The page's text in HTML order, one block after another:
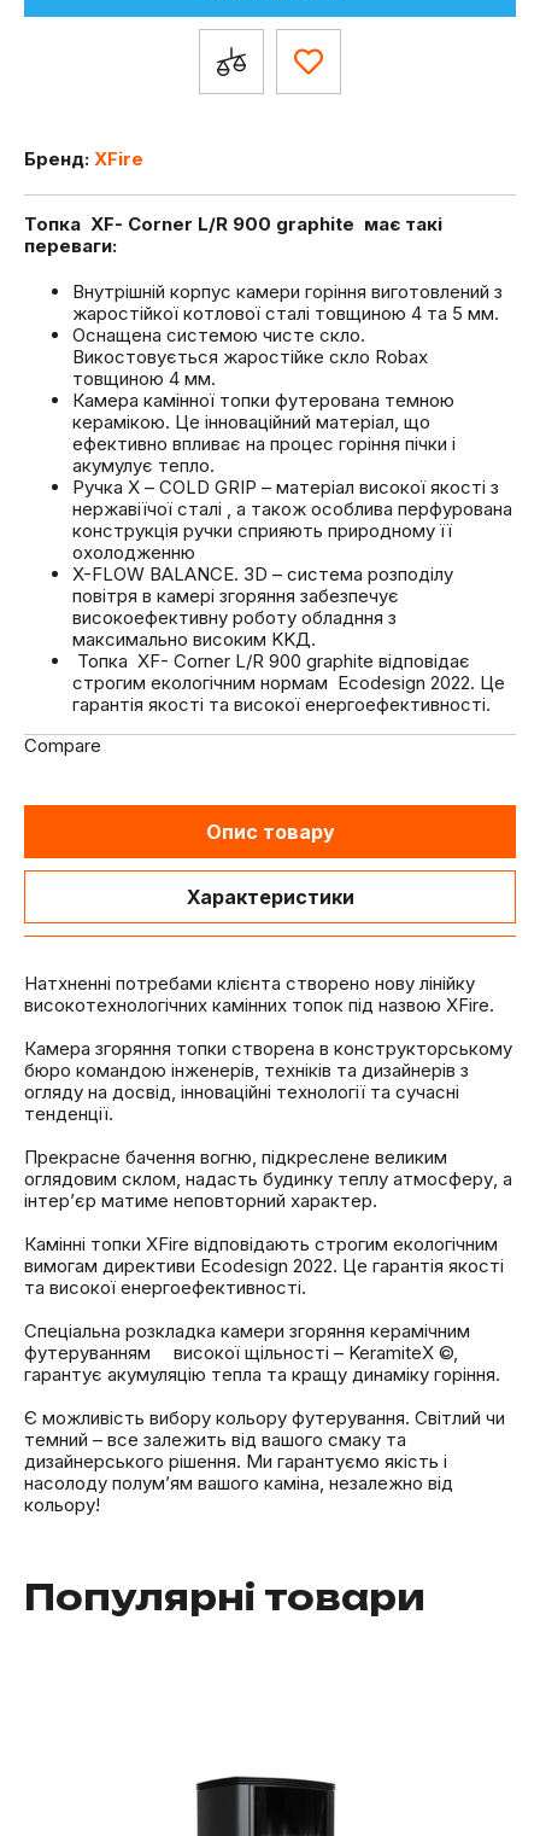
Бренд: XFire
Топка XF- Corner L/R 900 graphite має такі
переваги:
Внутрішній корпус камери горіння виготовлений з
жаростійкої котлової сталі товщиною 4 та 5 мм.
Оснащена системою чисте скло.
Викостовується жаростійке скло Robax
товщиною 4 мм.
Камера камінної топки футерована темною
керамікою. Це інноваційний матеріал, що
ефективно впливає на процес горіння пічки і
акумулує тепло.
Ручка Х – СOLD GRIP – матеріал високої якості з
нержавіїчої сталі , а також особлива перфурована
конструкція ручки сприяють природному її
охолодженню
X-FLOW BALANCE. 3D – система розподілу
повітря в камері згоряння забезпечує
високоефективну роботу обладння з
максимально високим KKД.
Топка XF- Corner L/R 900 graphite відповідає
строгим екологічним нормам Ecodesign 2022. Це
гарантія якості та високої енергоефективності.
Compare
Опис товару
Характеристики
Натхненні потребами клієнта створено нову лінійку
високотехнологічних камінних топок під назвою XFire⁣⁣.
Камера згоряння топки створена в конструкторському
бюро командою інженерів, техніків та дизайнерів з
огляду на досвід, інноваційні технології та сучасні
тенденції. ⁣⁣⠀
Прекрасне бачення вогню, підкреслене великим
оглядовим склом, надасть будинку теплу атмосферу, а
інтер’єр матиме неповторний характер. ⁣⁣⠀
Камінні топки XFire відповідають строгим екологічним
вимогам директиви Ecodesign 2022. Це гарантія якості
та високої енергоефективності.
Спеціальна розкладка камери згоряння керамічним
футеруванням ⠀ високої щільності – KeramiteX ©,
гарантує акумуляцію тепла та кращу динаміку горіння.
Є можливість вибору кольору футерування. Світлий чи
темний – все залежить від вашого смаку та
дизайнерського рішення. Ми гарантуємо якість і
насолоду полум’ям вашого каміна, незалежно від
кольору!
Популярні товари